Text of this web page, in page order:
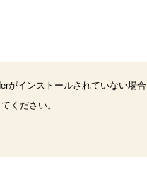
がインストールされていない場合
ください。